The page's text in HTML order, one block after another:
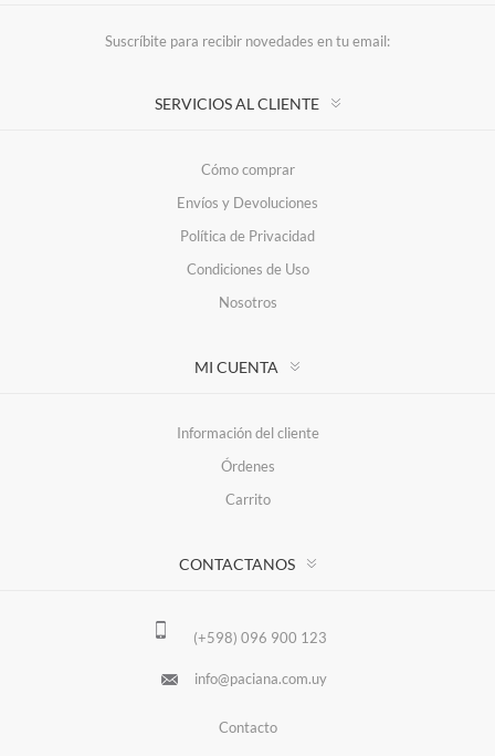
Suscríbite para recibir novedades en tu email:
SERVICIOS AL CLIENTE
Cómo comprar
Envíos y Devoluciones
Política de Privacidad
Condiciones de Uso
Nosotros
MI CUENTA
Información del cliente
Órdenes
Carrito
CONTACTANOS
(+598) 096 900 123
info@paciana.com.uy
Contacto